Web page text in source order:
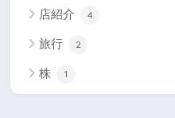
店紹介 4
旅行 2
株 1